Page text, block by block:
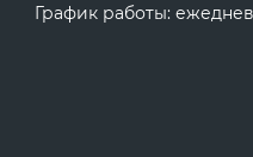
График работы: